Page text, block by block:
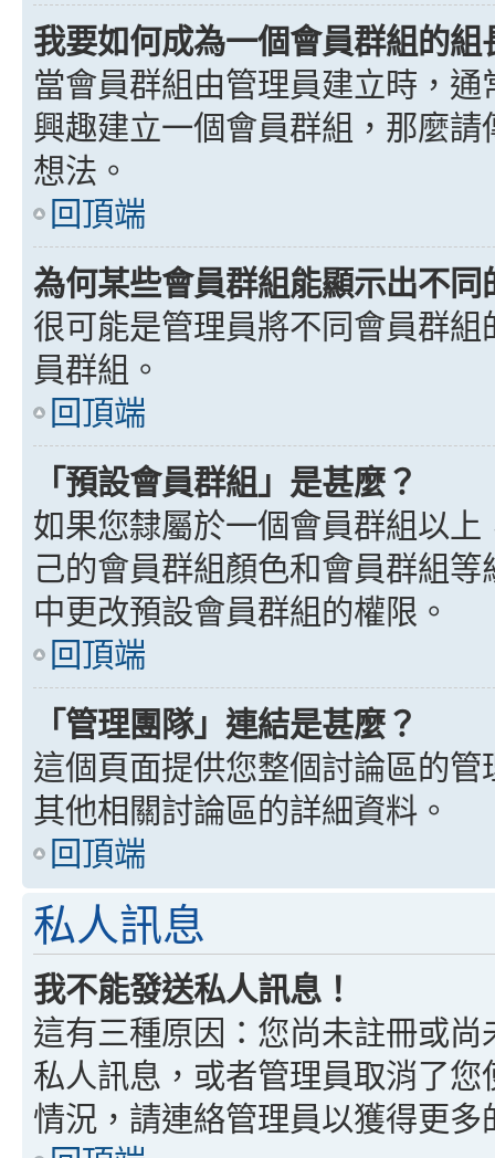
我要如何成為一個會員群組的組
當會員群組由管理員建立時，
興趣建立一個會員群組，那麼
想法。
回頂端
為何某些會員群組能顯示出不同
很可能是管理員將不同會員群
員群組。
回頂端
「預設會員群組」是甚麼？
如果您隸屬於一個會員群組以
己的會員群組顏色和會員群組
中更改預設會員群組的權限。
回頂端
「管理團隊」連結是甚麼？
這個頁面提供您整個討論區的
其他相關討論區的詳細資料。
回頂端
私人訊息
我不能發送私人訊息！
這有三種原因：您尚未註冊或
私人訊息，或者管理員取消了
情況，請連絡管理員以獲得更多